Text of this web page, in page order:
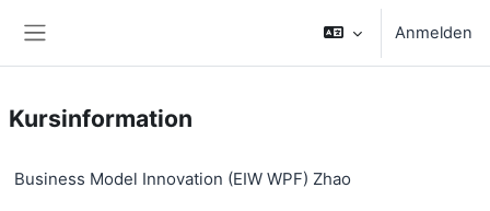
Anmelden
Kursinformation
Business Model Innovation (EIW WPF) Zhao